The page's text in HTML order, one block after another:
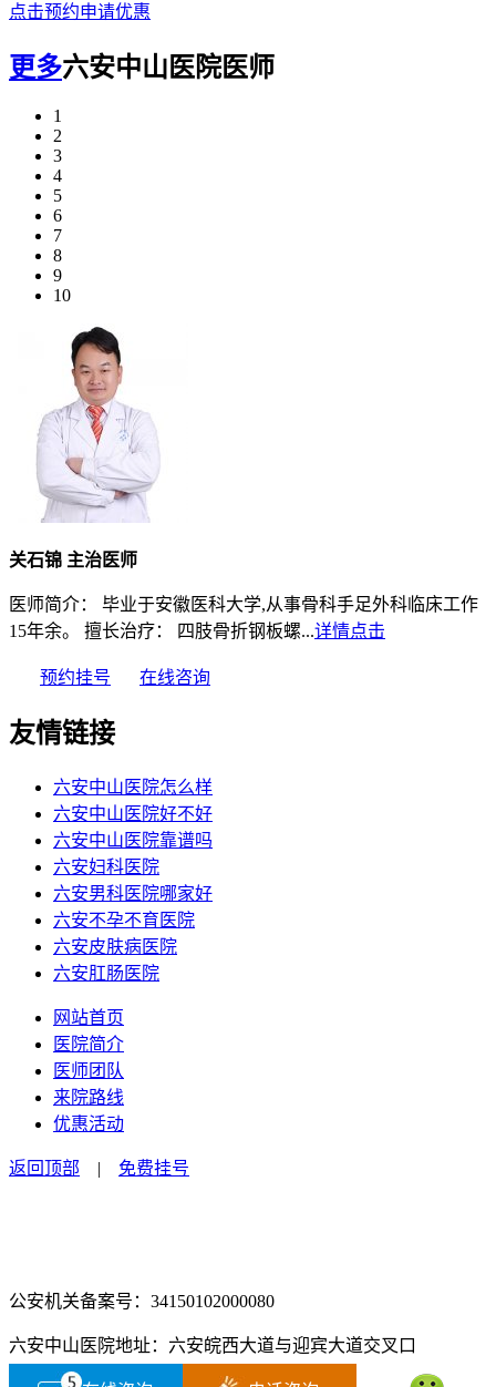
点击预约申请优惠
更多六安中山医院医师
1
2
3
4
5
6
7
8
9
10
关石锦 主治医师
医师简介： 毕业于安徽医科大学,从事骨科手足外科临床工作
15年余。 擅长治疗： 四肢骨折钢板螺...详情点击
预约挂号 在线咨询
友情链接
六安中山医院怎么样
六安中山医院好不好
六安中山医院靠谱吗
六安妇科医院
六安男科医院哪家好
六安不孕不育医院
六安皮肤病医院
六安肛肠医院
网站首页
医院简介
医师团队
来院路线
优惠活动
返回顶部 | 免费挂号
公安机关备案号：34150102000080
六安中山医院地址：六安皖西大道与迎宾大道交叉口